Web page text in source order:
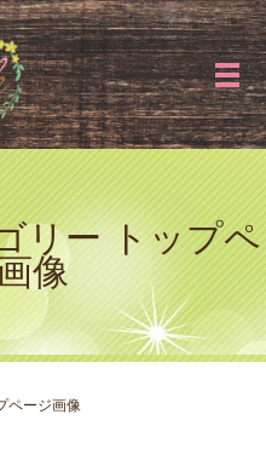
メ
リー トップペ
像
ページ画像